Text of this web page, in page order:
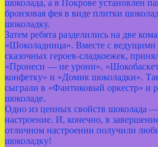
шоколада, а в Покрове установлен
бронзовая фея в виде плитки
шоколадку.
Затем ребята разделились на две
«Шоколадница». Вместе с
сказочных героев‑сладкоежек,
«Пронеси — не урони»,
конфетку» и «Домик шоколадки».
сыграли в «Фантиковый оркестр» и
шоколаде.
Одно из ценных свойств шоколада
настроение. И, конечно, в
отличном настроении получили
шоколадку!